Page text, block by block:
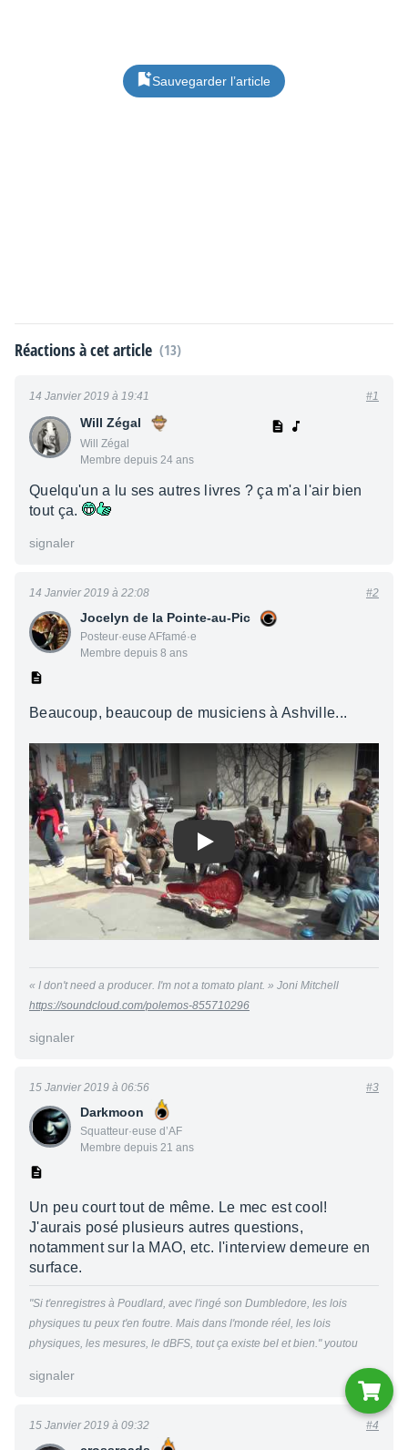
Sauvegarder l’article
Réactions à cet article (13)
Will Zégal
Will Zégal
Membre depuis 24 ans
14 Janvier 2019 à 19:41 #1
Quelqu'un a lu ses autres livres ? ça m'a l'air bien
tout ça.
signaler
Jocelyn de la Pointe-au-Pic
Posteur·euse AFfamé·e
Membre depuis 8 ans
14 Janvier 2019 à 22:08 #2
Beaucoup, beaucoup de musiciens à Ashville...
Play
« I don't need a producer. I'm not a tomato plant. » Joni Mitchell
https://soundcloud.com/polemos-855710296
signaler
Darkmoon
Squatteur·euse d’AF
Membre depuis 21 ans
15 Janvier 2019 à 06:56 #3
Un peu court tout de même. Le mec est cool!
J'aurais posé plusieurs autres questions,
notamment sur la MAO, etc. l'interview demeure en
surface.
"Si t'enregistres à Poudlard, avec l'ingé son Dumbledore, les lois
physiques tu peux t'en foutre. Mais dans l'monde réel, les lois
physiques, les mesures, le dBFS, tout ça existe bel et bien." youtou
signaler
15 Janvier 2019 à 09:32 #4